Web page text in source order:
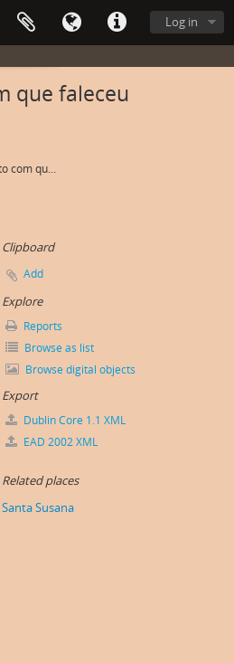
Log in
que faleceu
Autos de contas de testamento com que faleceu Vicente Rosado
Clipboard
Add
Explore
Reports
Browse as list
Browse digital objects
Export
Dublin Core 1.1 XML
EAD 2002 XML
Related places
Santa Susana